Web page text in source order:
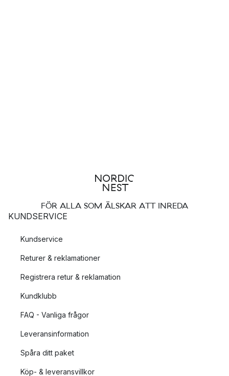
FÖR ALLA SOM ÄLSKAR ATT INREDA
KUNDSERVICE
Kundservice
Returer & reklamationer
Registrera retur & reklamation
Kundklubb
FAQ - Vanliga frågor
Leveransinformation
Spåra ditt paket
Köp- & leveransvillkor